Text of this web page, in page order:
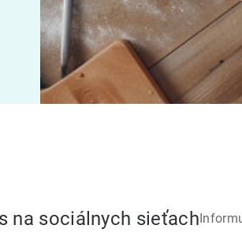
na sociálnych sieťach